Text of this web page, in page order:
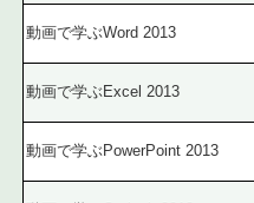
動画で学ぶWord 2013
動画で学ぶExcel 2013
動画で学ぶPowerPoint 2013